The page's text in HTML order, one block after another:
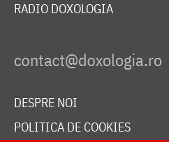
RADIO DOXOLOGIA
DESPRE NOI
POLITICA DE COOKIES